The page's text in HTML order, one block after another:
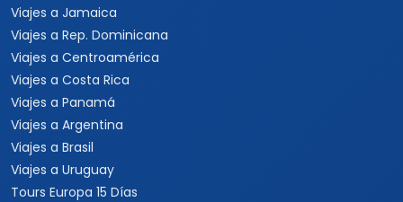
Viajes a Jamaica
Viajes a Rep. Dominicana
Viajes a Centroamérica
Viajes a Costa Rica
Viajes a Panamá
Viajes a Argentina
Viajes a Brasil
Viajes a Uruguay
Tours Europa 15 Días